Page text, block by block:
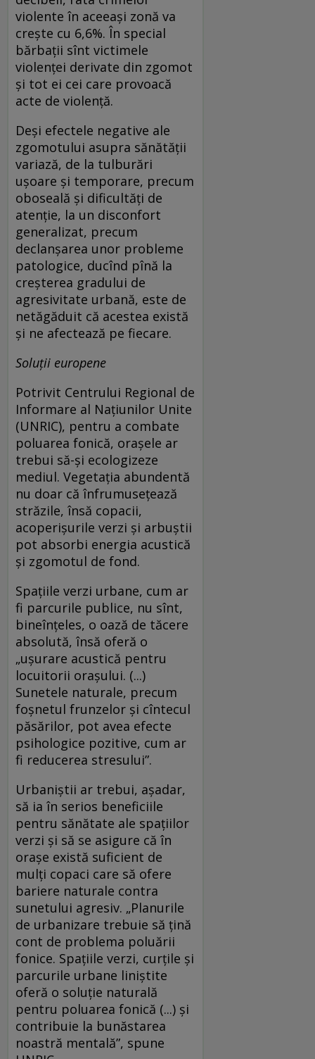
violente în aceeași zonă va
crește cu 6,6%. În special
bărbații sînt victimele
violenței derivate din zgomot
și tot ei cei care provoacă
acte de violență.
Deși efectele negative ale
zgomotului asupra sănătății
variază, de la tulburări
ușoare și temporare, precum
oboseală și dificultăți de
atenție, la un disconfort
generalizat, precum
declanșarea unor probleme
patologice, ducînd pînă la
creșterea gradului de
agresivitate urbană, este de
netăgăduit că acestea există
și ne afectează pe fiecare.
Soluții europene
Potrivit Centrului Regional de
Informare al Națiunilor Unite
(UNRIC), pentru a combate
poluarea fonică, orașele ar
trebui să-și ecologizeze
mediul. Vegetația abundentă
nu doar că înfrumusețează
străzile, însă copacii,
acoperișurile verzi și arbuștii
pot absorbi energia acustică
și zgomotul de fond.
Spațiile verzi urbane, cum ar
fi parcurile publice, nu sînt,
bineînțeles, o oază de tăcere
absolută, însă oferă o
„ușurare acustică pentru
locuitorii orașului. (...)
Sunetele naturale, precum
foșnetul frunzelor și cîntecul
păsărilor, pot avea efecte
psihologice pozitive, cum ar
fi reducerea stresului”.
Urbaniştii ar trebui, așadar,
să ia în serios beneficiile
pentru sănătate ale spaţiilor
verzi şi să se asigure că în
orașe există suficient de
mulți copaci care să ofere
bariere naturale contra
sunetului agresiv. „Planurile
de urbanizare trebuie să țină
cont de problema poluării
fonice. Spațiile verzi, curțile și
parcurile urbane liniștite
oferă o soluție naturală
pentru poluarea fonică (...) și
contribuie la bunăstarea
noastră mentală”, spune